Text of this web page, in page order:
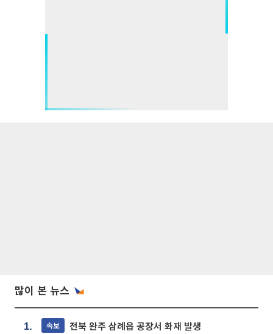
많이 본 뉴스
1. 속보 전북 완주 삼례읍 공장서 화재 발생